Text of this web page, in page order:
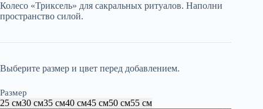
–
Колесо «Триксель» для сакральных ритуалов. Наполни
пространство силой.
Выберите размер и цвет перед добавлением.
Размер
25 см30 см35 см40 см45 см50 см55 см